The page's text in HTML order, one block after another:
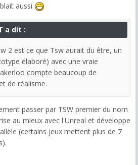
aussi
a dit :
2 est ce que Tsw aurait du être, un
élaboré) avec une vraie
compte beaucoup de
de réalisme.
passer par TSW premier du nom
au mieux avec l'Unreal et développe
(certains jeux mettent plus de 7